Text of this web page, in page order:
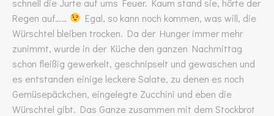
Regen auf……
Egal, so kann noch kommen, was will, die
Würschtel bleiben trocken. Da der Hunger immer mehr
zunimmt, wurde in der Küche den ganzen Nachmittag
schon fleißig gewerkelt, geschnipselt und gewaschen und
es entstanden einige leckere Salate, zu denen es noch
Gemüsepäckchen, eingelegte Zucchini und eben die
Würschtel gibt. Das Ganze zusammen mit dem Stockbrot